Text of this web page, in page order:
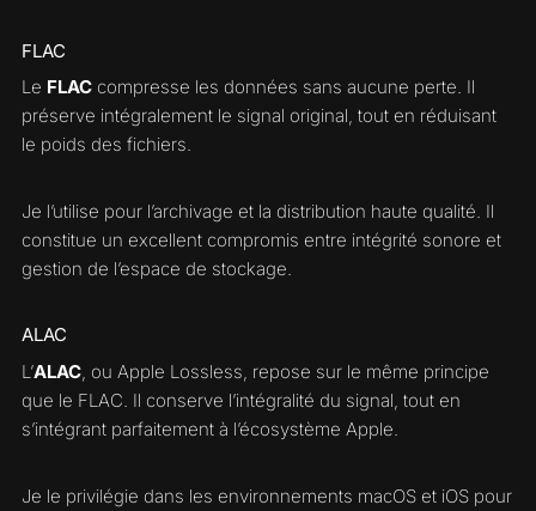
FLAC
Le FLACcompresse les données sans aucune perte. Il
préserve intégralement le signal original, tout en réduisant
le poids des fichiers.
Je l’utilise pour l’archivage et la distribution haute qualité. Il
constitue un excellent compromis entre intégrité sonore et
gestion de l’espace de stockage.
ALAC
L’ALAC, ou Apple Lossless, repose sur le même principe
que le FLAC. Il conserve l’intégralité du signal, tout en
s’intégrant parfaitement à l’écosystème Apple.
Je le privilégie dans les environnements macOS et iOS pour